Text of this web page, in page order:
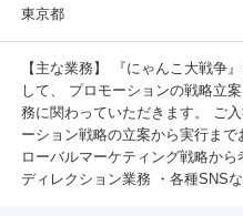
社員食堂あり
オフィスがきれい
20代活躍の職場
スポーツジム有り
東京都
【主な業務】 『にゃんこ大戦争
して、 プロモーションの戦略立
務に関わっていただきます。 ご
ーション戦略の立案から実行ま
ローバルマーケティング戦略か
ディレクション業務 ・各種SNS